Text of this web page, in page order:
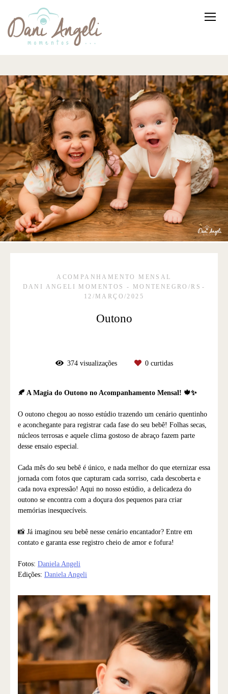
ACOMPANHAMENTO MENSAL
DANI ANGELI MOMENTOS - MONTENEGRO/RS
12/MARÇO/2025
Outono
374visualizações 0curtidas
🍂 A Magia do Outono no Acompanhamento Mensal! 🍁✨
O outono chegou ao nosso estúdio trazendo um cenário quentinho
e aconchegante para registrar cada fase do seu bebê! Folhas secas,
núcleos terrosas e aquele clima gostoso de abraço fazem parte
desse ensaio especial.
Cada mês do seu bebê é único, e nada melhor do que eternizar essa
jornada com fotos que capturam cada sorriso, cada descoberta e
cada nova expressão! Aqui no nosso estúdio, a delicadeza do
outono se encontra com a doçura dos pequenos para criar
memórias inesquecíveis.
📸 Já imaginou seu bebê nesse cenário encantador? Entre em
contato e garanta esse registro cheio de amor e fofura!
Fotos: Daniela Angeli
Edições: Daniela Angeli